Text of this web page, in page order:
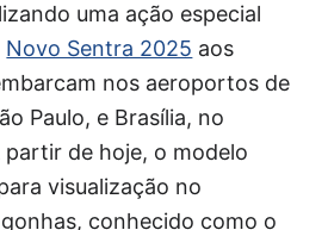
uma ação especial
Novo Sentra 2025 aos
nos aeroportos de
Paulo, e Brasília, no
partir de hoje, o modelo
visualização no
conhecido como o